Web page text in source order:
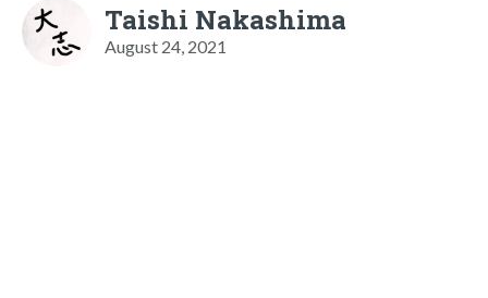
Taishi Nakashima
August 24, 2021